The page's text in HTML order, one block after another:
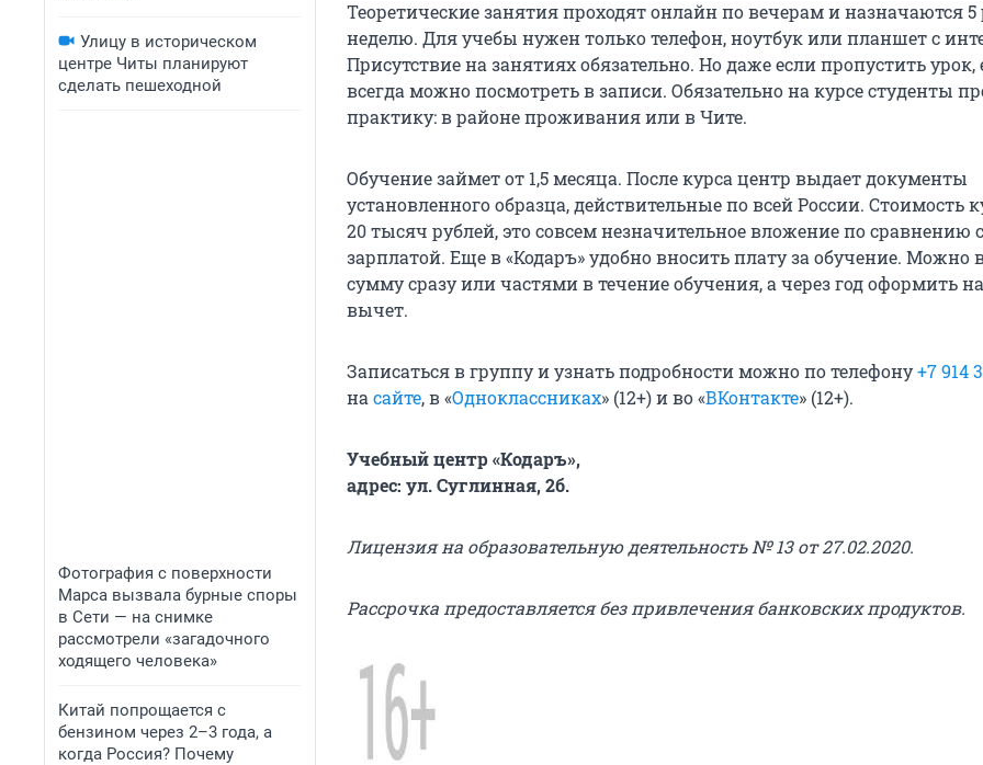
Улицу в историческом
центре Читы планируют
сделать пешеходной
Фотография с поверхности
Марса вызвала бурные споры
в Сети — на снимке
рассмотрели «загадочного
ходящего человека»
Китай попрощается с
бензином через 2–3 года, а
когда Россия? Почему
Теоретические занятия проходят онлайн по вечерам и назначаются 5
неделю. Для учебы нужен только телефон, ноутбук или планшет с
Присутствие на занятиях обязательно. Но даже если пропустить урок,
всегда можно посмотреть в записи. Обязательно на курсе студенты
практику: в районе проживания или в Чите.
Обучение займет от 1,5 месяца. После курса центр выдает документы
установленного образца, действительные по всей России. Стоимость
20 тысяч рублей, это совсем незначительное вложение по сравнению
зарплатой. Еще в «Кодаръ» удобно вносить плату за обучение. Можно
сумму сразу или частями в течение обучения, а через год оформить
вычет.
Записаться в группу и узнать подробности можно по телефону+7 914
на сайте, в «Одноклассниках» (12+) и во «ВКонтакте» (12+).
Учебный центр «Кодаръ»,
адрес: ул. Суглинная, 2б.
Лицензия на образовательную деятельность № 13 от 27.02.2020.
Рассрочка предоставляется без привлечения банковских продуктов.